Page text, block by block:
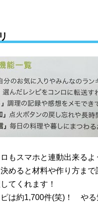
もスマホと連動出来るよ
めると材料や作り方ま
てくれます！
は約1,700件(笑)！ やる